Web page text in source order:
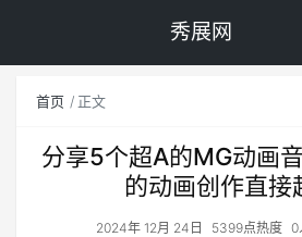
秀展网
首页 正文
分享5个超A的MG动画
的动画创作直接
2024年 12月 24日 5399点热度 0